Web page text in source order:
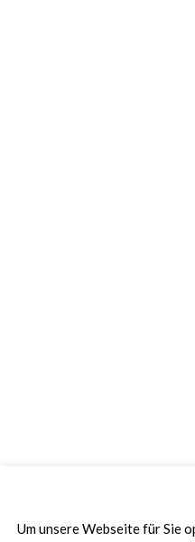
Um unsere Webseite für Sie